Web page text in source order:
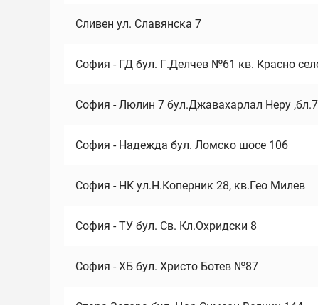
Сливен ул. Славянска 7
София - ГД бул. Г.Делчев №61 кв. Красно
София - Люлин 7 бул.Джавахарлал Неру
София - Надежда бул. Ломско шосе 106
София - НК ул.Н.Коперник 28, кв.Гео Милев
София - ТУ бул. Св. Кл.Охридски 8
София - ХБ бул. Христо Ботев №87